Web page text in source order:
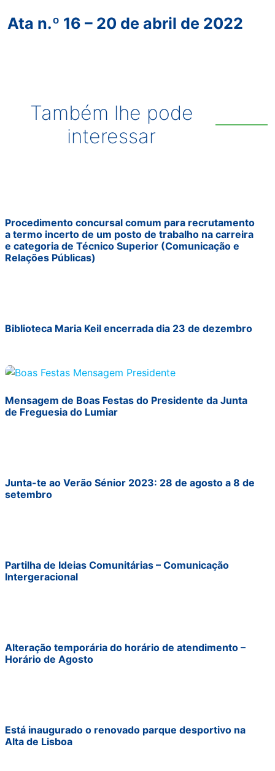
Ata n.º 16 – 20 de abril de 2022
Também lhe pode
interessar
Procedimento concursal comum para recrutamento
a termo incerto de um posto de trabalho na carreira
e categoria de Técnico Superior (Comunicação e
Relações Públicas)
Biblioteca Maria Keil encerrada dia 23 de dezembro
Mensagem de Boas Festas do Presidente da Junta
de Freguesia do Lumiar
Junta-te ao Verão Sénior 2023: 28 de agosto a 8 de
setembro
Partilha de Ideias Comunitárias – Comunicação
Intergeracional
Alteração temporária do horário de atendimento –
Horário de Agosto
Está inaugurado o renovado parque desportivo na
Alta de Lisboa